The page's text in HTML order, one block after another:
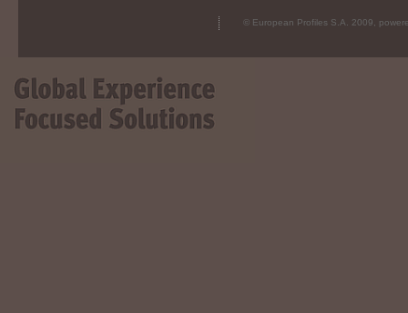
© European Profiles S.A. 2009,